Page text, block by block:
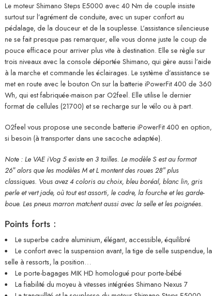
Le moteur Shimano Steps E5000 avec 40 Nm de couple insiste
surtout sur l’agrément de conduite, avec un super confort au
pédalage, de la douceur et de la souplesse. L’assistance silencieuse
ne se fait presque pas remarquer, elle vous donne juste le coup de
pouce efficace pour arriver plus vite à destination. Elle se règle sur
trois niveaux avec la console déportée Shimano, qui gère aussi l’aide
à la marche et commande les éclairages. Le système d’assistance se
met en route avec le bouton On sur la batterie iPowerFit 400 de 360
Wh, qui est fabriquée-maison par O2feel. Elle utilise le dernier
format de cellules (21700) et se recharge sur le vélo ou à part.
O2feel vous propose une seconde batterie iPowerFit 400 en option,
si besoin (à transporter dans une sacoche adaptée).
Note : Le VAE iVog 5 existe en 3 tailles. Le modèle S est au format
26″ alors que les modèles M et L montent des roues 28″ plus
classiques. Vous avez 4 coloris au choix, bleu boréal, blanc lin, gris
perle et vert jade, où tout est assorti, le cadre, la fourche et les garde-
boue. Les pneus marron matchent aussi avec la selle et les poignées.
Points forts :
Le superbe cadre aluminium, élégant, accessible, équilibré
Le confort avec la suspension avant, la tige de selle suspendue, la
selle à ressorts, la position…
Le porte-bagages MIK HD homologué pour porte-bébé
La fiabilité du moyeu à vitesses intégrées Shimano Nexus 7